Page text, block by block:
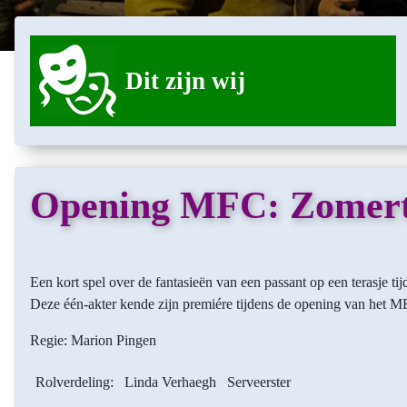
Dit zijn wij
Opening MFC:
Een kort spel over de fantasieën van een passant op een terasje
Deze één-akter kende zijn premiére tijdens de opening van het
Regie: Marion Pingen
Rolverdeling: Linda Verhaegh Serveerster